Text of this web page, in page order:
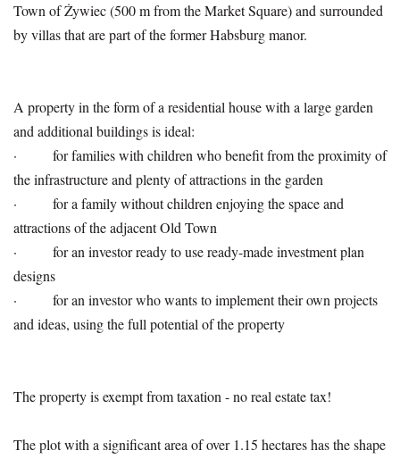
Town of Żywiec (500 m from the Market Square) and surrounded
by villas that are part of the former Habsburg manor.
A property in the form of a residential house with a large garden
and additional buildings is ideal:
· for families with children who benefit from the proximity of
the infrastructure and plenty of attractions in the garden
· for a family without children enjoying the space and
attractions of the adjacent Old Town
· for an investor ready to use ready-made investment plan
designs
· for an investor who wants to implement their own projects
and ideas, using the full potential of the property
The property is exempt from taxation - no real estate tax!
The plot with a significant area of over 1.15 hectares has the shape